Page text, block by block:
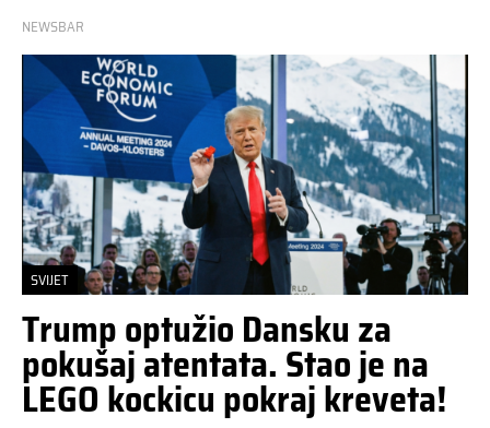
NEWSBAR
SVIJET
Trump optužio Dansku za
pokušaj atentata. Stao je na
LEGO kockicu pokraj kreveta!